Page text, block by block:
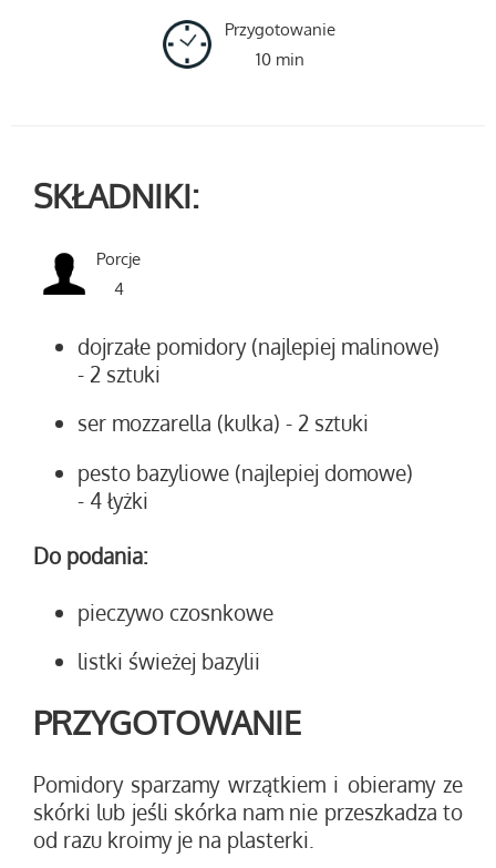
Przygotowanie
10 min
SKŁADNIKI:
Porcje
4
dojrzałe pomidory (najlepiej malinowe)
- 2 sztuki
ser mozzarella (kulka) - 2 sztuki
pesto bazyliowe (najlepiej domowe)
- 4 łyżki
Do podania:
pieczywo czosnkowe
listki świeżej bazylii
PRZYGOTOWANIE
Pomidory sparzamy wrzątkiem i obieramy ze
skórki lub jeśli skórka nam nie przeszkadza to
od razu kroimy je na plasterki.